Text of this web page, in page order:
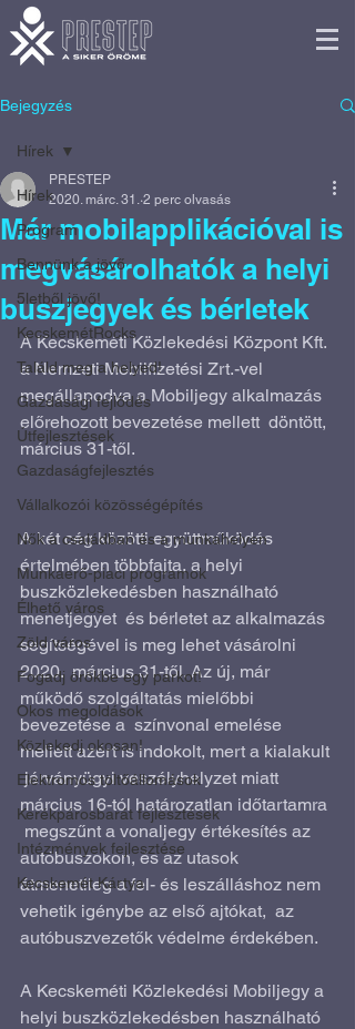
Bejegyzés
Hírek
Program
Bennünk a jövő
5letből jövő!
KecskemétRocks
Találd meg a helyed!
Gazdasági fejlődés
Útfejlesztések
Gazdaságfejlesztés
Vállalkozói közösségépítés
Nők a családban és a munkahelyen
Munkaerő-piaci programok
Élhető város
Zöld város
Fogadj örökbe egy parkot!
Okos megoldások
Közlekedj okosan!
Elektromos töltőállomások
Kerékpárosbarát fejlesztések
Intézmények fejlesztése
Kecskemét Kártya
Hírek
Már mobilapplikációval is
megvásárolhatók a helyi
buszjegyek és bérletek
PRESTEP
2020. márc. 31. 2 perc olvasás
A Kecskeméti Közlekedési Központ Kft.
a Nemzeti Mobilfizetési Zrt.-vel
megállapodva a Mobiljegy alkalmazás
előrehozott bevezetése mellett  döntött,
március 31-től.
A két cég közötti együttműködés
értelmében többfajta, a helyi
buszközlekedésben használható
menetjegyet  és bérletet az alkalmazás
segítségével is meg lehet vásárolni
2020.  március 31-től. Az új, már
működő szolgáltatás mielőbbi
bevezetése a  színvonal emelése
mellett azért is indokolt, mert a kialakult
járványügyi veszélyhelyzet miatt
március 16-tól határozatlan időtartamra
megszűnt a vonaljegy értékesítés az
autóbuszokon, és az utasok
átmenetileg a fel- és leszálláshoz nem
vehetik igénybe az első ajtókat,  az
autóbuszvezetők védelme érdekében.
A Kecskeméti Közlekedési Mobiljegy a
helyi buszközlekedésben használható